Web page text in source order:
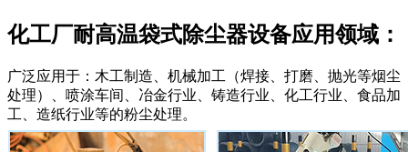
化工厂耐高温袋式除尘器设备应用领域：
广泛应用于：木工制造、机械加工（焊接、打磨、抛光等烟尘
处理）、喷涂车间、冶金行业、铸造行业、化工行业、食品加
工、造纸行业等的粉尘处理。